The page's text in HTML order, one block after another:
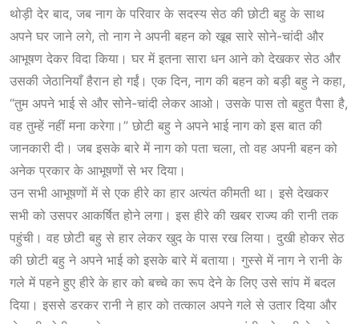
थोड़ी देर बाद, जब नाग के परिवार के सदस्य सेठ की छोटी बहु के साथ
अपने घर जाने लगे, तो नाग ने अपनी बहन को खूब सारे सोने-चांदी और
आभूषण देकर विदा किया। घर में इतना सारा धन आने को देखकर सेठ और
उसकी जेठानियाँ हैरान हो गईं। एक दिन, नाग की बहन को बड़ी बहु ने कहा,
“तुम अपने भाई से और सोने-चांदी लेकर आओ। उसके पास तो बहुत पैसा है,
वह तुम्हें नहीं मना करेगा।” छोटी बहु ने अपने भाई नाग को इस बात की
जानकारी दी। जब इसके बारे में नाग को पता चला, तो वह अपनी बहन को
अनेक प्रकार के आभूषणों से भर दिया।
उन सभी आभूषणों में से एक हीरे का हार अत्यंत कीमती था। इसे देखकर
सभी को उसपर आकर्षित होने लगा। इस हीरे की खबर राज्य की रानी तक
पहुंची। वह छोटी बहु से हार लेकर खुद के पास रख लिया। दुखी होकर सेठ
की छोटी बहु ने अपने भाई को इसके बारे में बताया। गुस्से में नाग ने रानी के
गले में पहने हुए हीरे के हार को बच्चे का रूप देने के लिए उसे सांप में बदल
दिया। इससे डरकर रानी ने हार को तत्काल अपने गले से उतार दिया और